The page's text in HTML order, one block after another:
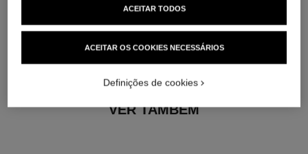
VER TAMBÉM
ACEITAR OS COOKIES NECESSÁRIOS
ACEITAR TODOS
Definições de cookies